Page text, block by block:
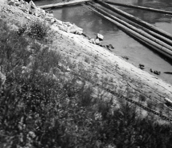
1913 ·
Zsigmond tér, Óbuda új